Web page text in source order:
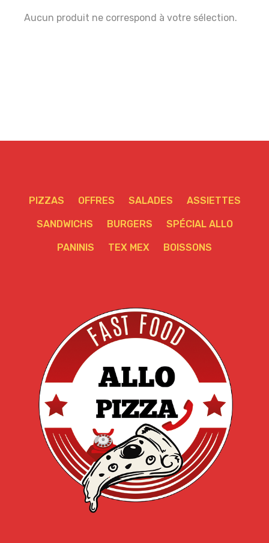
Aucun produit ne correspond à votre sélection.
PIZZAS OFFRES SALADES ASSIETTES
SANDWICHS BURGERS SPÉCIAL ALLO
PANINIS TEX MEX BOISSONS